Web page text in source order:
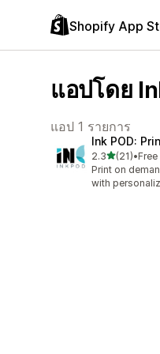
Shopify App
แอปโดย
แอป 1 รายการ
Ink POD:
2.3เต็ม 5 ดาว
(21)
ทั้งหมด 21 รีวิว
•Free
Print on
with